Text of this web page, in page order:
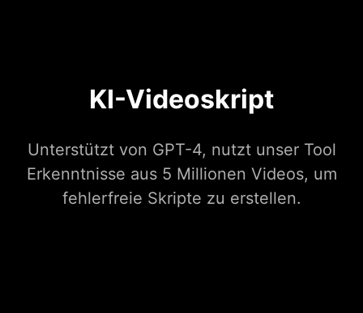
KI-Videoskript
Unterstützt von GPT-4, nutzt unser Tool
Erkenntnisse aus 5 Millionen Videos, um
fehlerfreie Skripte zu erstellen.